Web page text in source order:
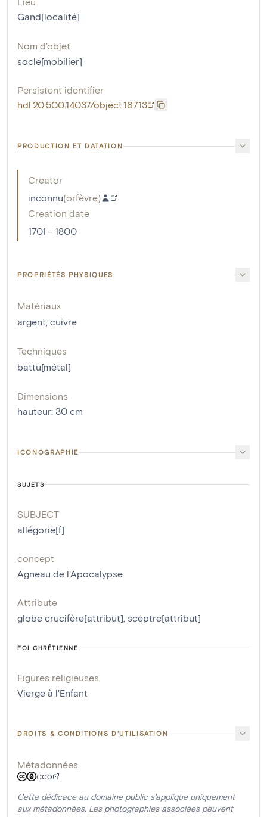
Gand[localité]
Nom d'objet
socle[mobilier]
Persistent identifier
hdl:20.500.14037/object.16713
PRODUCTION ET DATATION
Creator
inconnu(orfèvre)
Creation date
1701 - 1800
PROPRIÉTÉS PHYSIQUES
Matériaux
argent, cuivre
Techniques
battu[métal]
Dimensions
hauteur: 30 cm
ICONOGRAPHIE
SUJETS
SUBJECT
allégorie[f]
concept
Agneau de l'Apocalypse
Attribute
globe crucifère[attribut], sceptre[attribut]
FOI CHRÉTIENNE
Figures religieuses
Vierge à l'Enfant
DROITS & CONDITIONS D'UTILISATION
Métadonnées
CC0
Cette dédicace au domaine public s'applique uniquement
aux métadonnées. Les photographies associées peuvent